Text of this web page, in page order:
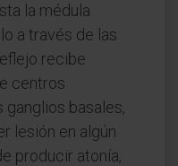
la médula
a través de las
recibe
centros
ganglios basales,
lesión en algún
producir atonía,